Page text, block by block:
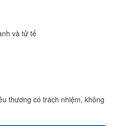
và tử tế
thương có trách nhiệm, không